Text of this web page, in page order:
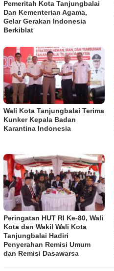
Pemeritah Kota Tanjungbalai
Dan Kementerian Agama,
Gelar Gerakan Indonesia
Berkiblat
Wali Kota Tanjungbalai Terima
Kunker Kepala Badan
Karantina Indonesia
Peringatan HUT RI Ke-80, Wali
Kota dan Wakil Wali Kota
Tanjungbalai Hadiri
Penyerahan Remisi Umum
dan Remisi Dasawarsa